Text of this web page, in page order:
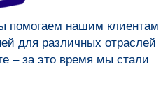
помогаем нашим клиентам
для различных отраслей
– за это время мы стали